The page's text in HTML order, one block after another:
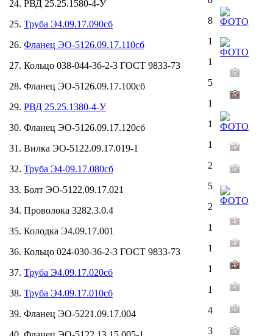
24. РВД 25.25.1580-4-У
25. Труба Э4.09.17.090сб
26. Фланец ЭО-5126.09.17.110сб
27. Кольцо 038-044-36-2-3 ГОСТ 9833-73
28. Фланец ЭО-5126.09.17.100сб
29. РВД 25.25.1380-4-У
30. Фланец ЭО-5126.09.17.120сб
31. Вилка ЭО-5122.09.17.019-1
32. Труба Э4-09.17.080сб
33. Болт ЭО-5122.09.17.021
34. Проволока 3282.3.0.4
35. Колодка Э4.09.17.001
36. Кольцо 024-030-36-2-3 ГОСТ 9833-73
37. Труба Э4.09.17.020сб
38. Труба Э4.09.17.010сб
39. Фланец ЭО-5221.09.17.004
8
1
1
5
1
1
1
2
5
2
1
1
1
1
4
3